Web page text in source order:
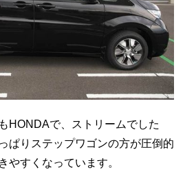
HONDAで、ストリームでした
ぱりステップワゴンの方が圧倒的
やすくなっています。